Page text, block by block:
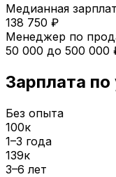
Медианная
138 750 ₽
Менеджер по
50 000 до 500 000
Зарплата
Без опыта
100к
1–3 года
139к
3–6 лет